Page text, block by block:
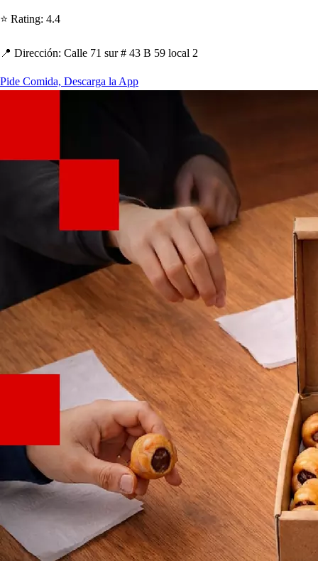
⭐ Rating: 4.4
📍 Dirección: Calle 71 sur # 43 B 59 local 2
Pide Comida, Descarga la App